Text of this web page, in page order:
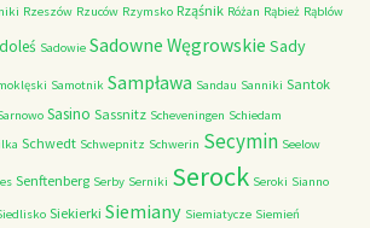
Rzeszów Rzuców Rzymsko Rząśnik Różan Rąbież Rąblów
Sadowie Sadowne Węgrowskie Sady
Samotnik Sampława Sandau Sanniki Santok
Sasino Sassnitz Scheveningen Schiedam
Schwedt Schwepnitz Schwerin Secymin Seelow
Senftenberg Serby Serniki Serock Seroki Sianno
Siekierki Siemiany Siemiatycze Siemień